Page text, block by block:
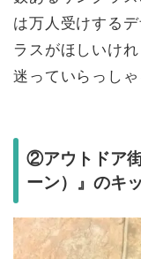
は万人受けする
ラスがほしいけ
迷っていらっし
②アウトドア
ーン）』のキ